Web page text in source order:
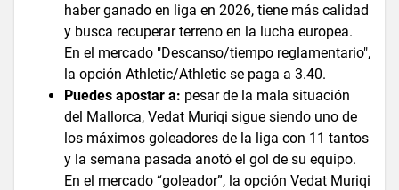
haber ganado en liga en 2026, tiene más calidad
y busca recuperar terreno en la lucha europea.
En el mercado "Descanso/tiempo reglamentario",
la opción Athletic/Athletic se paga a 3.40.
Puedes apostar a: pesar de la mala situación
del Mallorca, Vedat Muriqi sigue siendo uno de
los máximos goleadores de la liga con 11 tantos
y la semana pasada anotó el gol de su equipo.
En el mercado “goleador”, la opción Vedat Muriqi